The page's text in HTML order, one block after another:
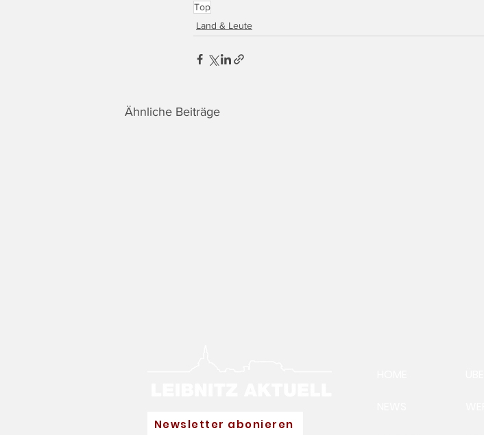
Top
Land & Leute
Ähnliche Beiträge
Newsletter abonieren